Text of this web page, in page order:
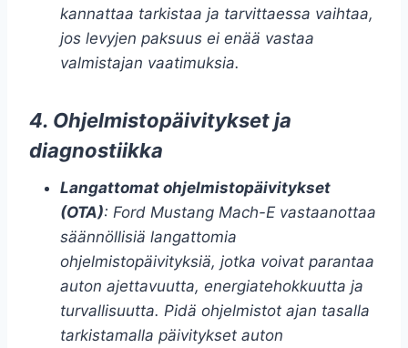
kannattaa tarkistaa ja tarvittaessa vaihtaa,
jos levyjen paksuus ei enää vastaa
valmistajan vaatimuksia.
4. Ohjelmistopäivitykset ja
diagnostiikka
Langattomat ohjelmistopäivitykset
(OTA): Ford Mustang Mach-E vastaanottaa
säännöllisiä langattomia
ohjelmistopäivityksiä, jotka voivat parantaa
auton ajettavuutta, energiatehokkuutta ja
turvallisuutta. Pidä ohjelmistot ajan tasalla
tarkistamalla päivitykset auton